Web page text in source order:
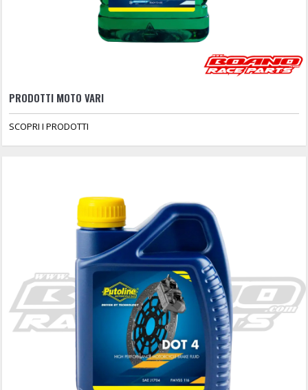
PRODOTTI MOTO VARI
SCOPRI I PRODOTTI